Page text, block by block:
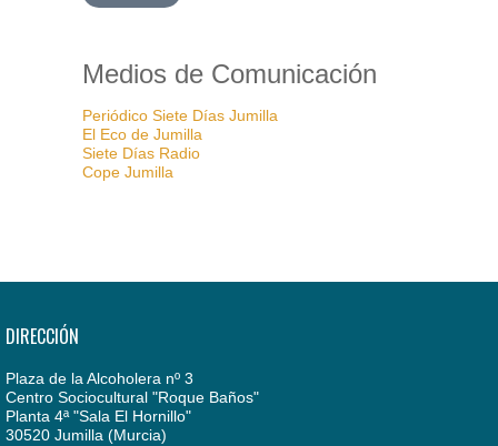
Medios de Comunicación
Periódico Siete Días Jumilla
El Eco de Jumilla
Siete Días Radio
Cope Jumilla
DIRECCIÓN
Plaza de la Alcoholera nº 3
Centro Sociocultural "Roque Baños"
Planta 4ª "Sala El Hornillo"
30520 Jumilla (Murcia)